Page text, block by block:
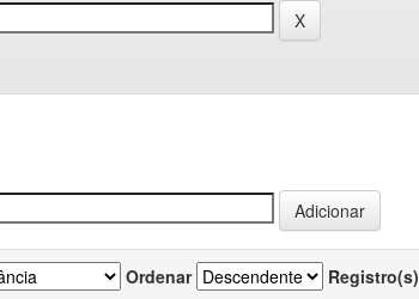
Ordenar Registro(s)